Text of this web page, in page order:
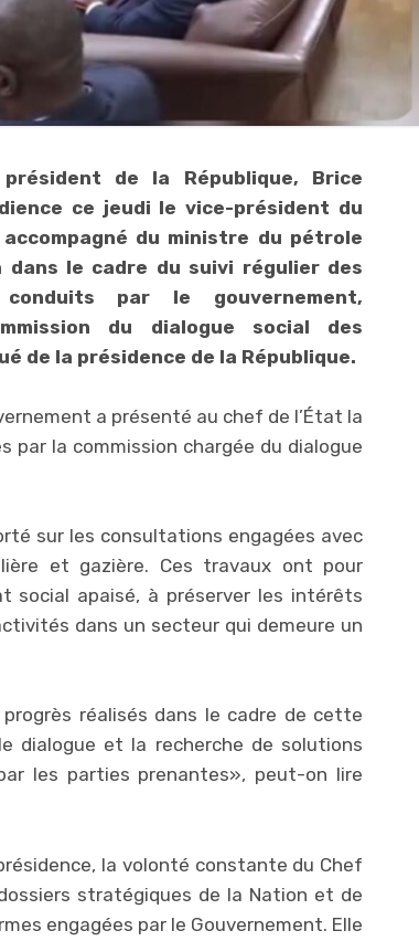
président de la République, Brice
ce jeudi le vice-président du
du ministre du pétrole
dans le cadre du suivi régulier des
par le gouvernement,
du dialogue social des
de la présidence de la République.
a présenté au chef de l’État la
par la commission chargée du dialogue
sur les consultations engagées avec
et gazière. Ces travaux ont pour
social apaisé, à préserver les intérêts
dans un secteur qui demeure un
réalisés dans le cadre de cette
dialogue et la recherche de solutions
les parties prenantes», peut-on lire
la volonté constante du Chef
stratégiques de la Nation et de
engagées par le Gouvernement. Elle